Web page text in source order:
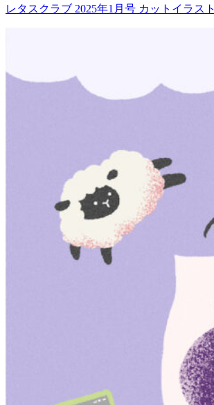
レタスクラブ 2025年1月号 カットイラスト